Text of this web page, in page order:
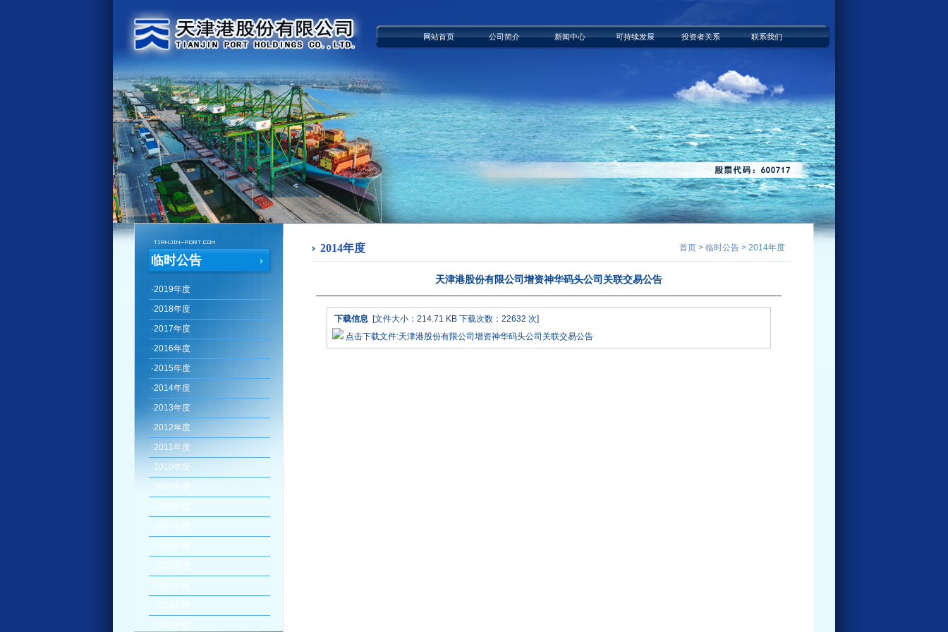
联系我们
投资者关系
可持续发展
新闻中心
公司简介
网站首页
临时公告
·2019年度
·2018年度
·2017年度
·2016年度
·2015年度
·2014年度
·2013年度
·2012年度
·2011年度
·2010年度
2009年度
2014年度 首页 > 临时公告 > 2014年度
天津港股份有限公司增资神华码头公司关联交易公告
下载信息[文件大小：214.71 KB 下载次数： 22632 次]
点击下载文件:天津港股份有限公司增资神华码头公司关联交易公告